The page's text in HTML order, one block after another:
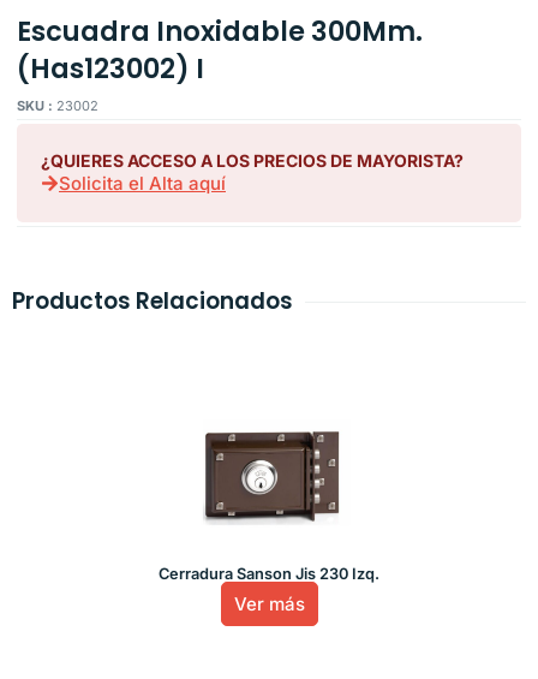
Escuadra Inoxidable 300Mm.
(Has123002) I
SKU : 23002
¿QUIERES ACCESO A LOS PRECIOS DE MAYORISTA?
Solicita el Alta aquí
Productos Relacionados
Cerradura Sanson Jis 230 Izq.
Ver más